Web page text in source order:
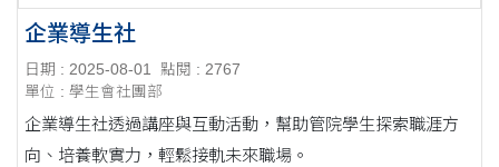
企業導生社
日期 : 2025-08-01
點閱 : 2767
單位 : 學生會社團部
企業導生社透過講座與互動活動，幫助管院學生探索職涯方
向、培養軟實力，輕鬆接軌未來職場。